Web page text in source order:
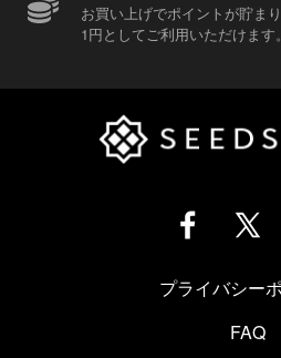
お買い上げでポイントが貯ま
1円としてご利用いただけます
プライバシー
FAQ